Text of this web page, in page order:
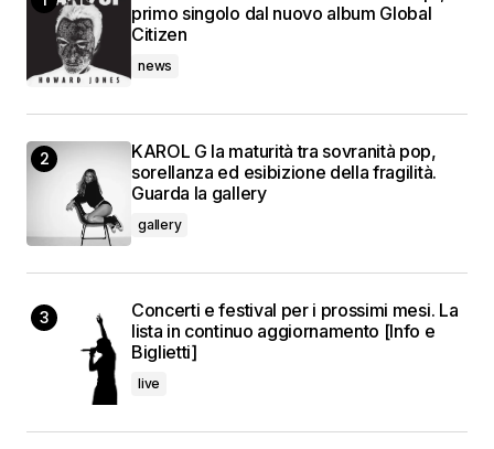
primo singolo dal nuovo album Global
Citizen
news
KAROL G la maturità tra sovranità pop,
sorellanza ed esibizione della fragilità.
Guarda la gallery
gallery
Concerti e festival per i prossimi mesi. La
lista in continuo aggiornamento [Info e
Biglietti]
live